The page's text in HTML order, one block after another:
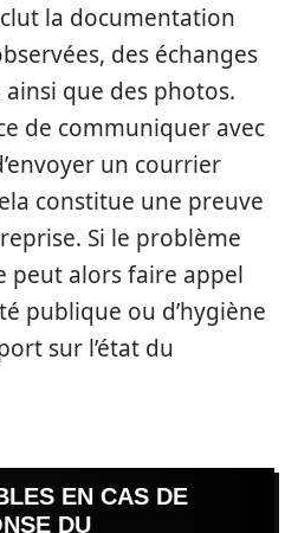
la documentation
des échanges
que des photos.
de communiquer avec
un courrier
constitue une preuve
Si le problème
peut alors faire appel
publique ou d’hygiène
sur l’état du
EN CAS DE
DU